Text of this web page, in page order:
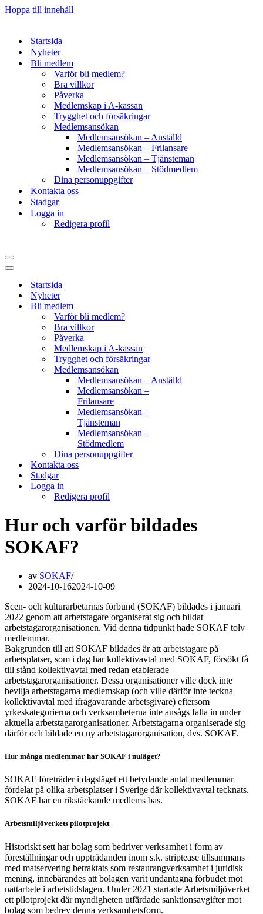
Hoppa till innehåll
Startsida
Nyheter
Bli medlem
Varför bli medlem?
Bra villkor
Påverka
Medlemskap i A-kassan
Trygghet och försäkringar
Medlemsansökan
Medlemsansökan – Anställd
Medlemsansökan – Frilansare
Medlemsansökan – Tjänsteman
Medlemsansökan – Stödmedlem
Dina personuppgifter
Kontakta oss
Stadgar
Logga in
Redigera profil
Navigeringsmeny
Navigeringsmeny
Startsida
Nyheter
Bli medlem
Varför bli medlem?
Bra villkor
Påverka
Medlemskap i A-kassan
Trygghet och försäkringar
Medlemsansökan
Medlemsansökan – Anställd
Medlemsansökan –
Frilansare
Medlemsansökan –
Tjänsteman
Medlemsansökan –
Stödmedlem
Dina personuppgifter
Kontakta oss
Stadgar
Logga in
Redigera profil
Hur och varför bildades
SOKAF?
av SOKAF
2024-10-162024-10-09
Scen- och kulturarbetarnas förbund (SOKAF) bildades i januari
2022 genom att arbetstagare organiserat sig och bildat
arbetstagarorganisationen. Vid denna tidpunkt hade SOKAF tolv
medlemmar.
Bakgrunden till att SOKAF bildades är att arbetstagare på
arbetsplatser, som i dag har kollektivavtal med SOKAF, försökt få
till stånd kollektivavtal med redan etablerade
arbetstagarorganisationer. Dessa organisationer ville dock inte
bevilja arbetstagarna medlemskap (och ville därför inte teckna
kollektivavtal med ifrågavarande arbetsgivare) eftersom
yrkeskategorierna och verksamheterna inte ansågs falla in under
aktuella arbetstagarorganisationer. Arbetstagarna organiserade sig
därför och bildade en ny arbetstagarorganisation, dvs. SOKAF.
Hur många medlemmar har SOKAF i nuläget?
SOKAF företräder i dagsläget ett betydande antal medlemmar
fördelat på olika arbetsplatser i Sverige där kollektivavtal tecknats.
SOKAF har en rikstäckande medlems bas.
Arbetsmiljöverkets pilotprojekt
Historiskt sett har bolag som bedriver verksamhet i form av
föreställningar och uppträdanden inom s.k. striptease tillsammans
med matservering betraktats som restaurangverksamhet i juridisk
mening, innebärandes att bolagen varit undantagna förbudet mot
nattarbete i arbetstidslagen. Under 2021 startade Arbetsmiljöverket
ett pilotprojekt där myndigheten utfärdade sanktionsavgifter mot
bolag som bedrev denna verksamhetsform.